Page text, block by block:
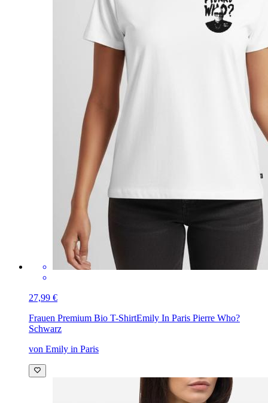
27,99 €
Frauen Premium Bio T-ShirtEmily In Paris Pierre Who?
Schwarz
von Emily in Paris